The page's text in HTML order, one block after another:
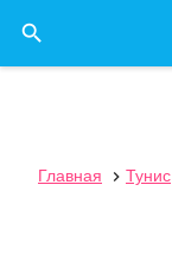

Главная  Тунис